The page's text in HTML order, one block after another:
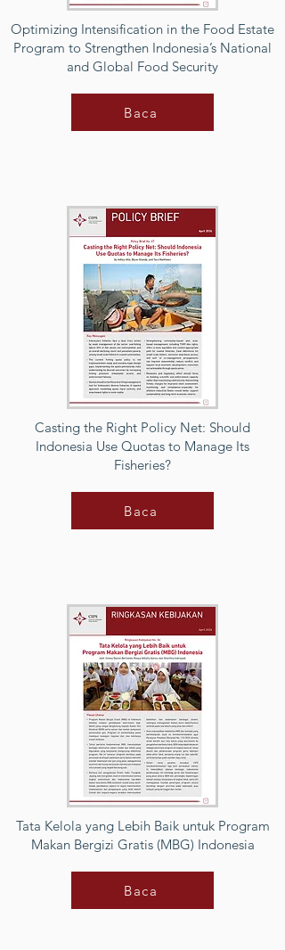
Optimizing Intensification in the Food Estate
Program to Strengthen Indonesia’s National
and Global Food Security
Baca
Casting the Right Policy Net: Should
Indonesia Use Quotas to Manage Its
Fisheries?
Baca
Tata Kelola yang Lebih Baik untuk Program
Makan Bergizi Gratis (MBG) Indonesia
Baca